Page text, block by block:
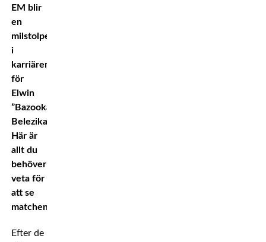
EM blir
en
milstolpe
i
karriären
för
Elwin
”Bazooka”
Belezika.
Här är
allt du
behöver
veta för
att se
matchen.
Efter de